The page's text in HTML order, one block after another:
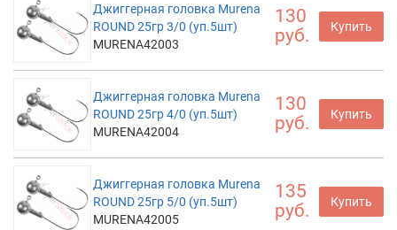
Джиггерная головка Murena
ROUND 25гр 3/0 (уп.5шт)
MURENA42003
130
руб.
Купить
Джиггерная головка Murena
ROUND 25гр 4/0 (уп.5шт)
MURENA42004
130
руб.
Купить
Джиггерная головка Murena
ROUND 25гр 5/0 (уп.5шт)
MURENA42005
135
руб.
Купить